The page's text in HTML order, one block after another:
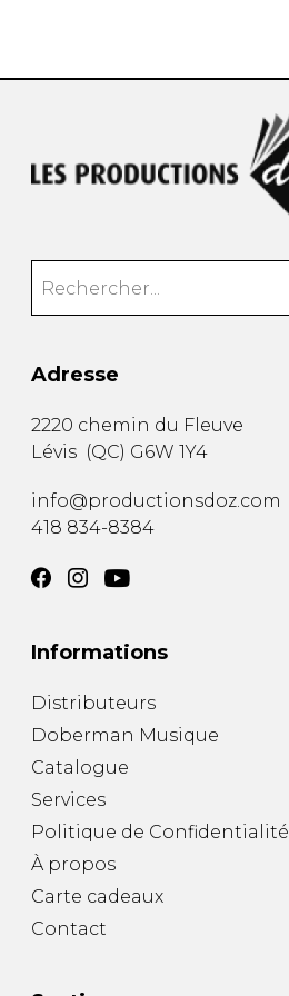
Adresse
2220 chemin du Fleuve
Lévis (QC) G6W 1Y4
info@productionsdoz.com
418 834-8384
Informations
Distributeurs
Doberman Musique
Catalogue
Services
Politique de Confidentialité
À propos
Carte cadeaux
Contact